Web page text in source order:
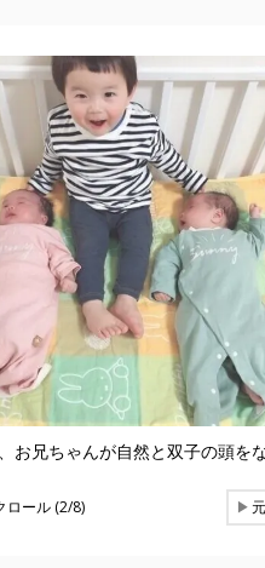
お兄ちゃんが自然と双子の頭を
ロール (2/8) ▶